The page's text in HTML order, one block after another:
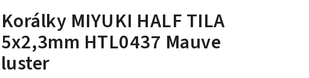
Korálky MIYUKI HALF TILA
5x2,3mm HTL0437 Mauve
luster